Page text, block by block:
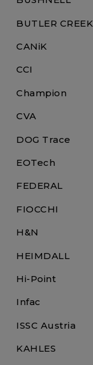
BUTLER CREEK
CANiK
CCI
Champion
CVA
DOG Trace
EOTech
FEDERAL
FIOCCHI
H&N
HEIMDALL
Hi-Point
Infac
ISSC Austria
KAHLES